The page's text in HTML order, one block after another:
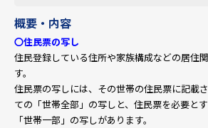
概要・内容
〇住民票の写し
住民登録している住所や家族構成などの居住
す。
住民票の写しには、その世帯の住民票に記載
ての「世帯全部」の写しと、住民票を必要と
「世帯一部」の写しがあります。